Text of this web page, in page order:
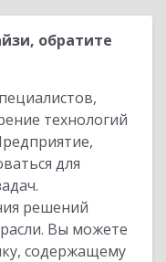
обратите
технологий
для
решений
Вы можете
содержащему